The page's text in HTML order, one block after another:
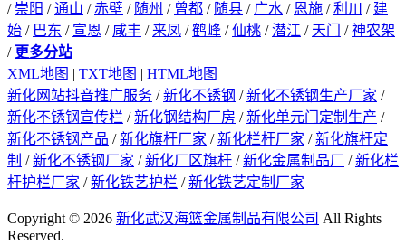
/ 崇阳 /通山 /赤壁 / 随州 / 曾都 / 随县 / 广水 / 恩施 /利川 / 建
始 / 巴东 / 宣恩 / 咸丰 / 来凤 /鹤峰 /仙桃 /潜江 / 天门 /神农架
/ 更多分站
XML地图 | TXT地图 | HTML地图
新化网站抖音推广服务 /新化不锈钢 /新化不锈钢生产厂家 /
新化不锈钢宣传栏 /新化钢结构厂房 /新化单元门定制生产 /
新化不锈钢产品 /新化旗杆厂家 /新化栏杆厂家 /新化旗杆定
制 /新化不锈钢厂家 /新化厂区旗杆 /新化金属制品厂 /新化栏
杆护栏厂家 /新化铁艺护栏 /新化铁艺定制厂家
Copyright © 2026 新化武汉海篮金属制品有限公司 All Rights
Reserved.